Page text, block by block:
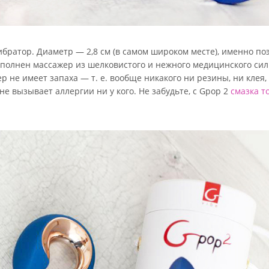
Диаметр — 2,8 см (в самом широком месте), именно
массажер из шелковистого и нежного медицинского
не имеет запаха — т. е. вообще никакого ни резины, ни клея,
аллергии ни у кого. Не забудьте, с Gpop 2 смазка